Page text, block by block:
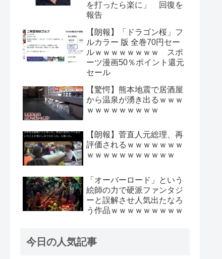
を打ったら楽に」 回復を
報告
【朗報】「ドラゴン桜」フ
ルカラー 版 全巻70円セー
ルｗｗｗｗｗｗｗｗ スポ
ーツ漫画50％ポイント還元
セール
【驚愕】熊本地震で居酒屋
から温泉が湧き出るｗｗｗ
ｗｗｗｗｗｗｗｗｗ
【朗報】菅直人元総理、再
評価されるｗｗｗｗｗｗｗ
ｗｗｗｗｗｗｗｗｗｗｗ
「オーバーロード」という
絵師の力で硬派ファンタジ
ーと誤解させ人気出たなろ
う作品ｗｗｗｗｗｗｗｗｗ
今日の人気記事